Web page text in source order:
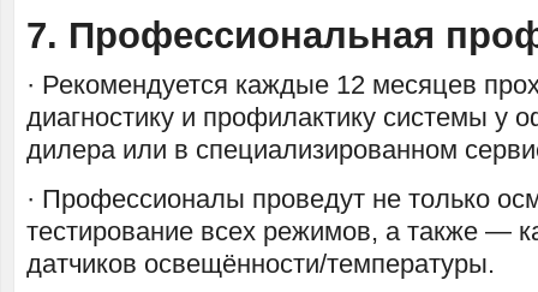
7. Профессиональная
· Рекомендуется каждые 12 месяцев
диагностику и профилактику системы у
дилера или в специализированном
· Профессионалы проведут не только
тестирование всех режимов, а также —
датчиков освещённости/температуры.